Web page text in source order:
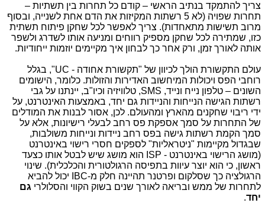
צריך להתמקד בנתיב הראשי – קודם כל תחרות בין תשתיות –
תחרות שפויה (לא 5 רשתות המקיזות את הדם אחת לשנייה, ובסוף
מרוב תשישות מתאחדות). צריך לאפשר לכל שחקן פיתוח תשתית
כזו, שמתירה לכל שחקן מספיק רווחים ומניעה אותו לשדרג ולשפר
אותה לאורך זמן, ורק אחר כך לבחון איך מקיימים יוזמות ייחודיות.
עולם התקשורת הולך לכיוון של "תקשורת אחודה - UC", בגלל
רוחבי הפס ויכולות המיחשוב האדירות והזולות. כלומר, הישומים
השונים – טלפון נייח ונייד, SMS, טלוויזיה וכיו"ב, יינתנו על גבי
רשתות הגישה הנייחות והניידות גם יחד, באמצעות האינטרנט, על
ידי ריבוי שחקנים מהארץ ומהעולם. לכן, אסור לבנות את המודלים
של התחרות על סמך אספקת פס רחב לבעלי רישיונות, אלא על
סמך הקמת רשתות גישה בפס רחב ניידות ונייחות משולבות,
שבגדול מקיימות "ניטראליות" לספקים חסרי רישוי באינטרנט
(מושג הרישוי באינטרנט - ISP הוא מושג שיש לבטל אותו כצעד
ראשון, כי הוא יוצר עיוות בתפיסה הרגולטורית והכלכלית). שינוי
הרגולציה כך שסלקום ופרטנר תהיינה חלק מ-IBC יכול להביא
לתחרות של ממש ובריאה לאורך שנים בשוק הקווי והסלולרי גם
יחד.